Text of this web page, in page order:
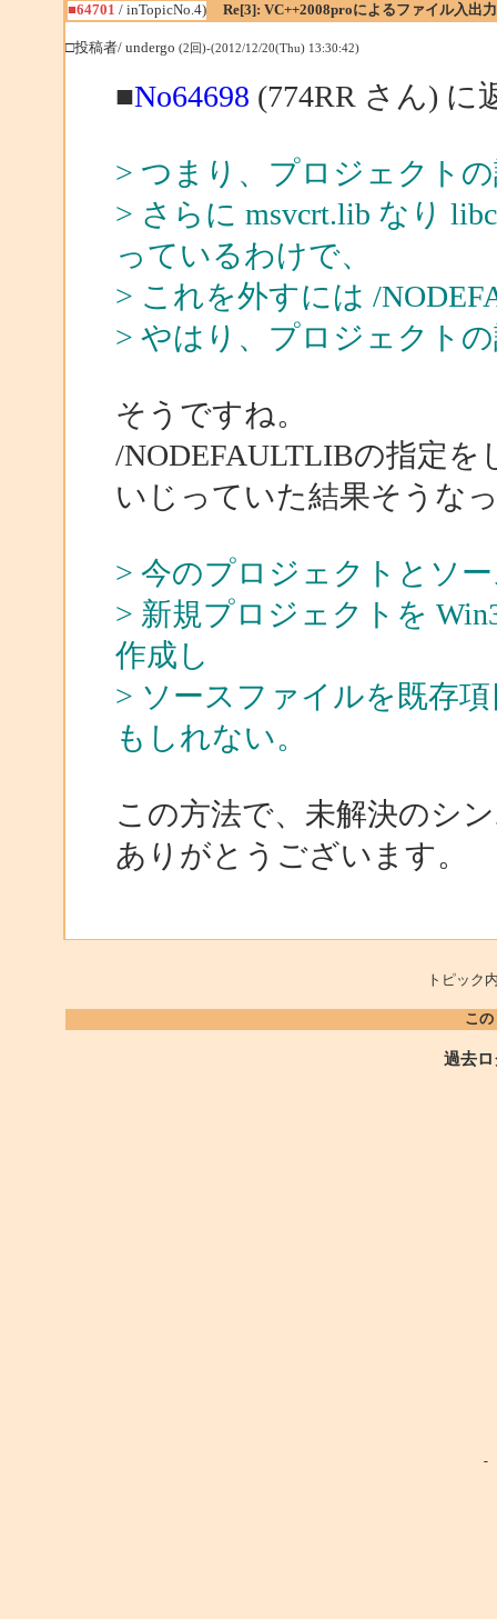
■64701 / inTopicNo.4) Re[3]: VC++2008proによるファイル入出力
□投稿者/ undergo (2回)-(2012/12/20(Thu) 13:30:42)
■No64698 (774RR さん) に
> つまり、プロジェクト
> さらに msvcrt.lib なり
っているわけで、
> これを外すには /
> やはり、プロジェクト
そうですね。
/NODEFAULTLIBの指定
いじっていた結果そうな
> 今のプロジェクトとソ
> 新規プロジェクトを
作成し
> ソースファイルを既存
もしれない。
この方法で、未解決のシ
ありがとうございます。
トピッ
こ
過去